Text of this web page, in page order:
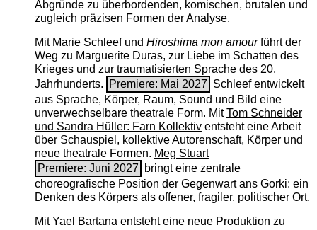
Abgründe zu überbordenden, komischen, brutalen und
zugleich präzisen Formen der Analyse.
Mit Marie Schleefund Hiroshima mon amourführt der
Weg zu Marguerite Duras, zur Liebe im Schatten des
Krieges und zur traumatisierten Sprache des 20.
Jahrhunderts.
Premiere: Mai 2027 Schleef entwickelt
aus Sprache, Körper, Raum, Sound und Bild eine
unverwechselbare theatrale Form. MitTom Schneider
und Sandra Hüller: Farn Kollektiventsteht eine Arbeit
über Schauspiel, kollektive Autorenschaft, Körper und
neue theatrale Formen. Meg Stuart
Premiere: Juni 2027
bringt eine zentrale
choreografische Position der Gegenwart ans Gorki: ein
Denken des Körpers als offener, fragiler, politischer Ort.
MitYael Bartanaentsteht eine neue Produktion zu